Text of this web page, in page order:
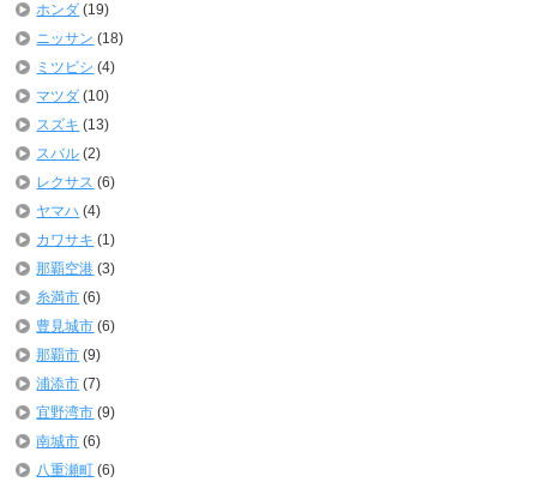
ホンダ (19)
ニッサン (18)
ミツビシ (4)
マツダ (10)
スズキ (13)
スバル (2)
レクサス (6)
ヤマハ (4)
カワサキ (1)
那覇空港 (3)
糸満市 (6)
豊見城市 (6)
那覇市 (9)
浦添市 (7)
宜野湾市 (9)
南城市 (6)
八重瀬町 (6)